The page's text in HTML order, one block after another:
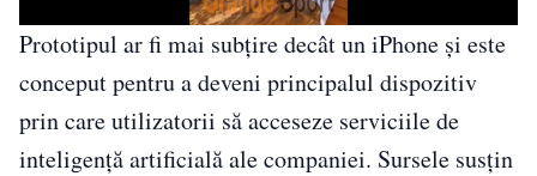
Prototipul ar fi mai subțire decât un iPhone și este
conceput pentru a deveni principalul dispozitiv
prin care utilizatorii să acceseze serviciile de
inteligență artificială ale companiei. Sursele susțin